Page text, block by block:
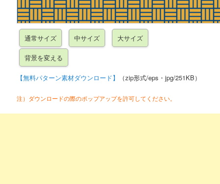
【無料パターン素材ダウンロード】 （zip形式/eps・jpg/251KB）
注）ダウンロードの際のポップアップを許可してください。